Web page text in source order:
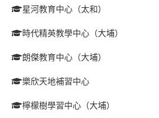
星河教育中心（太和）
時代精英教學中心（大埔）
朗傑教育中心（大埔）
樂欣天地補習中心
檸檬樹學習中心（大埔）